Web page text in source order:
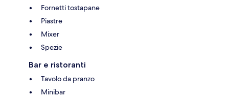
Fornetti tostapane
Piastre
Mixer
Spezie
Bar e ristoranti
Tavolo da pranzo
Minibar